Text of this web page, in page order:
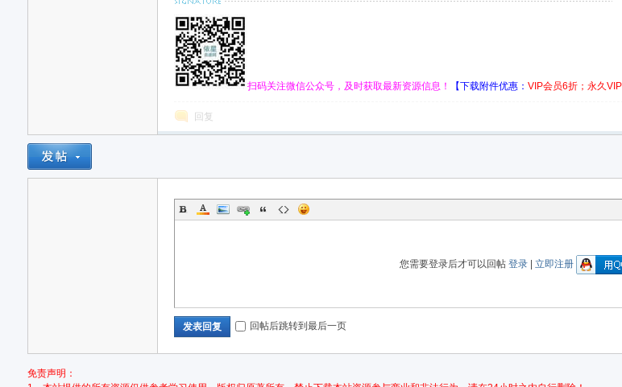
扫码关注微信公众号，及时获取最新资源信息！ 【下载附件优惠： VIP会员6折；永久
回复
您需要登录后才可以回帖 登录| 立即注册
发表回复 回帖后跳转到最后一页
免责声明：